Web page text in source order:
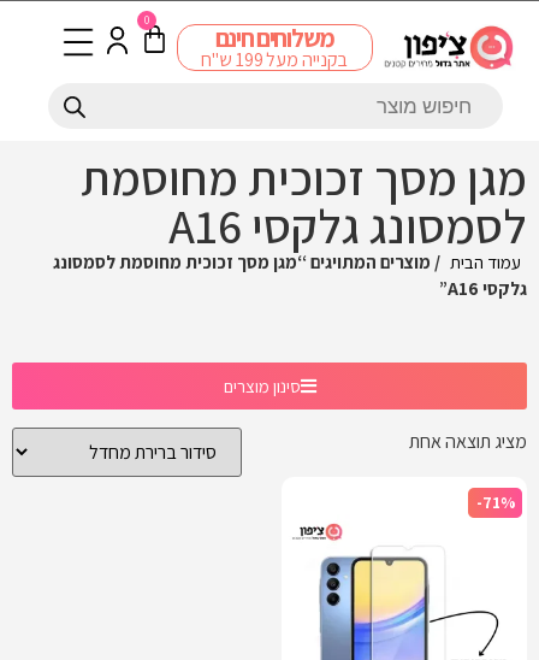
משלוחים חינם
בקנייה מעל 199 ש"ח
0
מגן מסך זכוכית מחוסמת
לסמסונג גלקסי A16
עמוד הבית / מוצרים המתויגים “מגן מסך זכוכית מחוסמת לסמסונג
גלקסי A16”
סינון מוצרים
מציג תוצאה אחת
-71%